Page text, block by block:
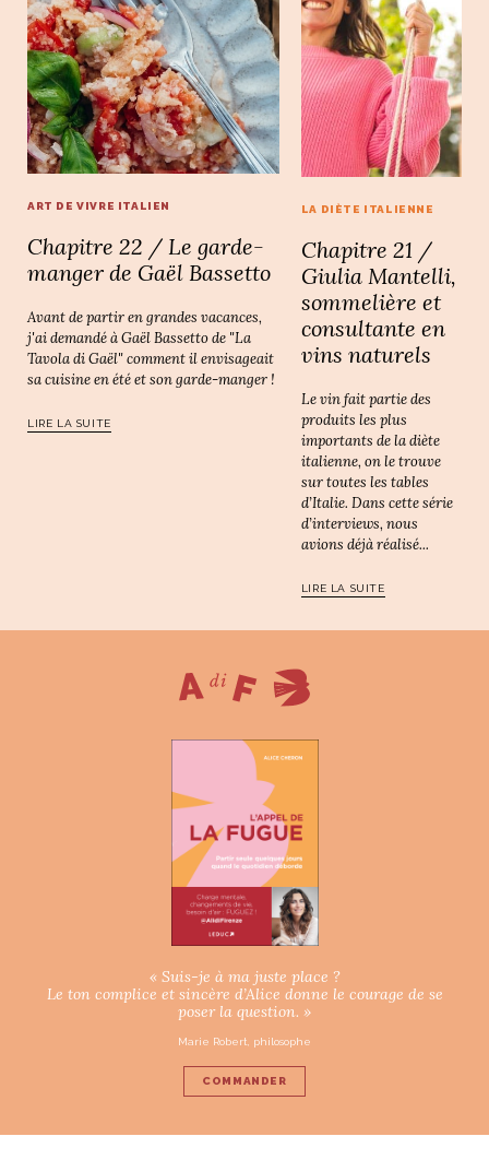
ART DE VIVRE ITALIEN
Chapitre 22 / Le garde-
manger de Gaël Bassetto
Avant de partir en grandes vacances,
j'ai demandé à Gaël Bassetto de "La
Tavola di Gaël" comment il envisageait
sa cuisine en été et son garde-manger !
LIRE LA SUITE
LA DIÈTE ITALIENNE
Chapitre 21 /
Giulia Mantelli,
sommelière et
consultante en
vins naturels
Le vin fait partie des
produits les plus
importants de la diète
italienne, on le trouve
sur toutes les tables
d’Italie. Dans cette série
d’interviews, nous
avions déjà réalisé...
LIRE LA SUITE
« Suis-je à ma juste place ?
Le ton complice et sincère d’Alice donne le courage de se
poser la question. »
Marie Robert, philosophe
COMMANDER